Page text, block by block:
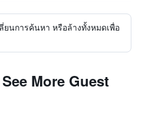
ยนการค้นหา หรือล้างทั้งหมดเพื่อ
More Guest